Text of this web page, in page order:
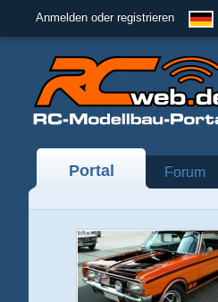
Anmelden oder registrieren
Portal Forum